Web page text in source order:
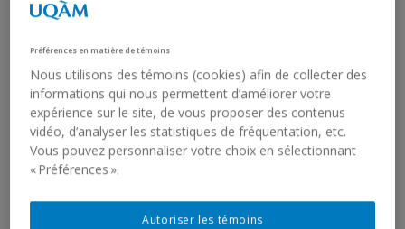
ÉCONOMIE ET TRAVAIL
Œuvre vedette
Mathieu Beauséjour,No Dollars! (2010)
[Œuvre de la Petite collection]
Autres propositions
L’attente (2019)
[Archives de l’exposition]
Women in America Earn Only 2/3 of What
Préférences en matière de témoins
Nous utilisons des témoins (cookies) afin de collecter des
informations qui nous permettent d’améliorer votre
expérience sur le site, de vous proposer des contenus
vidéo, d’analyser les statistiques de fréquentation, etc.
Vous pouvez personnaliser votre choix en sélectionnant
« Préférences ».
Autoriser les témoins